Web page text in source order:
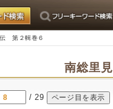
第２輯巻６
南総里
/ 29